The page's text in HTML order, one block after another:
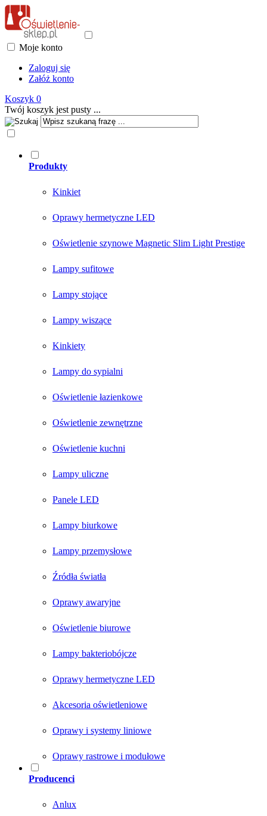
Moje konto
Zaloguj się
Załóż konto
Koszyk 0
Twój koszyk jest pusty ...
Produkty
Kinkiet
Oprawy hermetyczne LED
Oświetlenie szynowe Magnetic Slim Light Prestige
Lampy sufitowe
Lampy stojące
Lampy wiszące
Kinkiety
Lampy do sypialni
Oświetlenie łazienkowe
Oświetlenie zewnętrzne
Oświetlenie kuchni
Lampy uliczne
Panele LED
Lampy biurkowe
Lampy przemysłowe
Źródła światła
Oprawy awaryjne
Oświetlenie biurowe
Lampy bakteriobójcze
Oprawy hermetyczne LED
Akcesoria oświetleniowe
Oprawy i systemy liniowe
Oprawy rastrowe i modułowe
Producenci
Anlux